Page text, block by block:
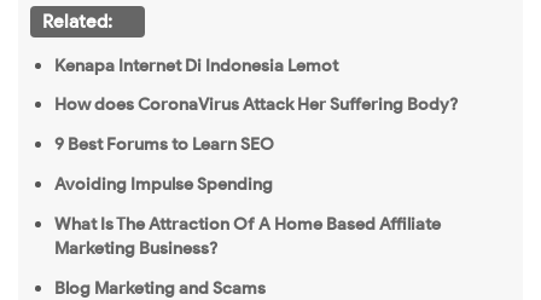
Related:
Kenapa Internet Di Indonesia Lemot
How does CoronaVirus Attack Her Suffering Body?
9 Best Forums to Learn SEO
Avoiding Impulse Spending
What Is The Attraction Of A Home Based Affiliate
Marketing Business?
Blog Marketing and Scams